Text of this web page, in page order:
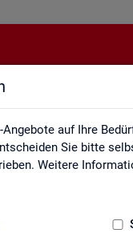
auf Ihre
Sie bitte
Weitere
der